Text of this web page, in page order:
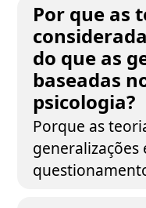
Por que as
do que as
baseadas
psicologia?
Porque as
generalizações